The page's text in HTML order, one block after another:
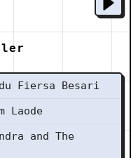
Fiersa Besari
Laode
and The